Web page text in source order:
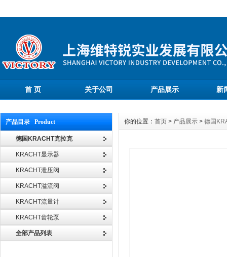
首 页 关于公司 产品展示 新
产品目录 Product
德国KRACHT克拉克
KRACHT显示器
KRACHT泄压阀
KRACHT溢流阀
KRACHT流量计
KRACHT齿轮泵
全部产品列表
你的位置： 首页 > 产品展示 > 德国